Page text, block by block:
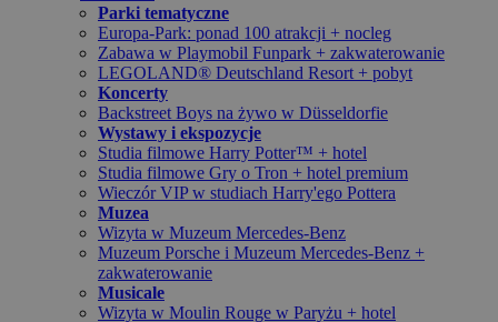
Parki tematyczne
Europa-Park: ponad 100 atrakcji + nocleg
Zabawa w Playmobil Funpark + zakwaterowanie
LEGOLAND® Deutschland Resort + pobyt
Koncerty
Backstreet Boys na żywo w Düsseldorfie
Wystawy i ekspozycje
Studia filmowe Harry Potter™ + hotel
Studia filmowe Gry o Tron + hotel premium
Wieczór VIP w studiach Harry'ego Pottera
Muzea
Wizyta w Muzeum Mercedes-Benz
Muzeum Porsche i Muzeum Mercedes-Benz +
zakwaterowanie
Musicale
Wizyta w Moulin Rouge w Paryżu + hotel